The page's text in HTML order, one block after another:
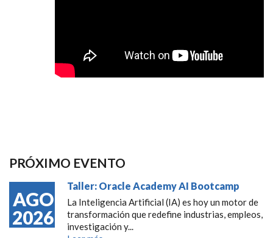
PRÓXIMO EVENTO
AGO
2026
Taller: Oracle Academy AI Bootcamp
La Inteligencia Artificial (IA) es hoy un motor de
transformación que redefine industrias, empleos,
investigación y...